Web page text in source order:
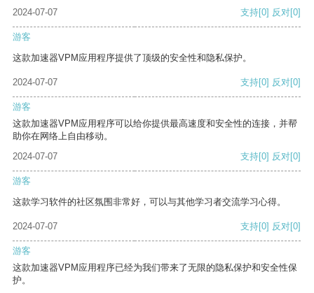
2024-07-07 支持[0] 反对[0]
游客
这款加速器VPM应用程序提供了顶级的安全性和隐私保护。
2024-07-07 支持[0] 反对[0]
游客
这款加速器VPM应用程序可以给你提供最高速度和安全性的连接，并帮
助你在网络上自由移动。
2024-07-07
支持[0] 反对[0]
游客
这款学习软件的社区氛围非常好，可以与其他学习者交流学习心得。
2024-07-07 支持[0] 反对[0]
游客
这款加速器VPM应用程序已经为我们带来了无限的隐私保护和安全性保
护。